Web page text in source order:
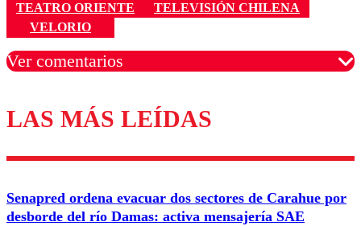
TEATRO ORIENTE
TELEVISIÓN CHILENA
VELORIO
Ver comentarios
Los comentarios son moderados para garantizar un
diálogo respetuoso.
Nombre
Correo
LAS MÁS LEÍDAS
Senapred ordena evacuar dos sectores de Carahue por
desborde del río Damas: activa mensajería SAE